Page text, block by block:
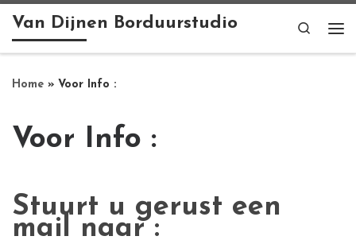
Ga naar inhoud
Van Dijnen Borduurstudio
Search
Home » Voor Info :
Voor Info :
Stuurt u gerust een
mail naar :